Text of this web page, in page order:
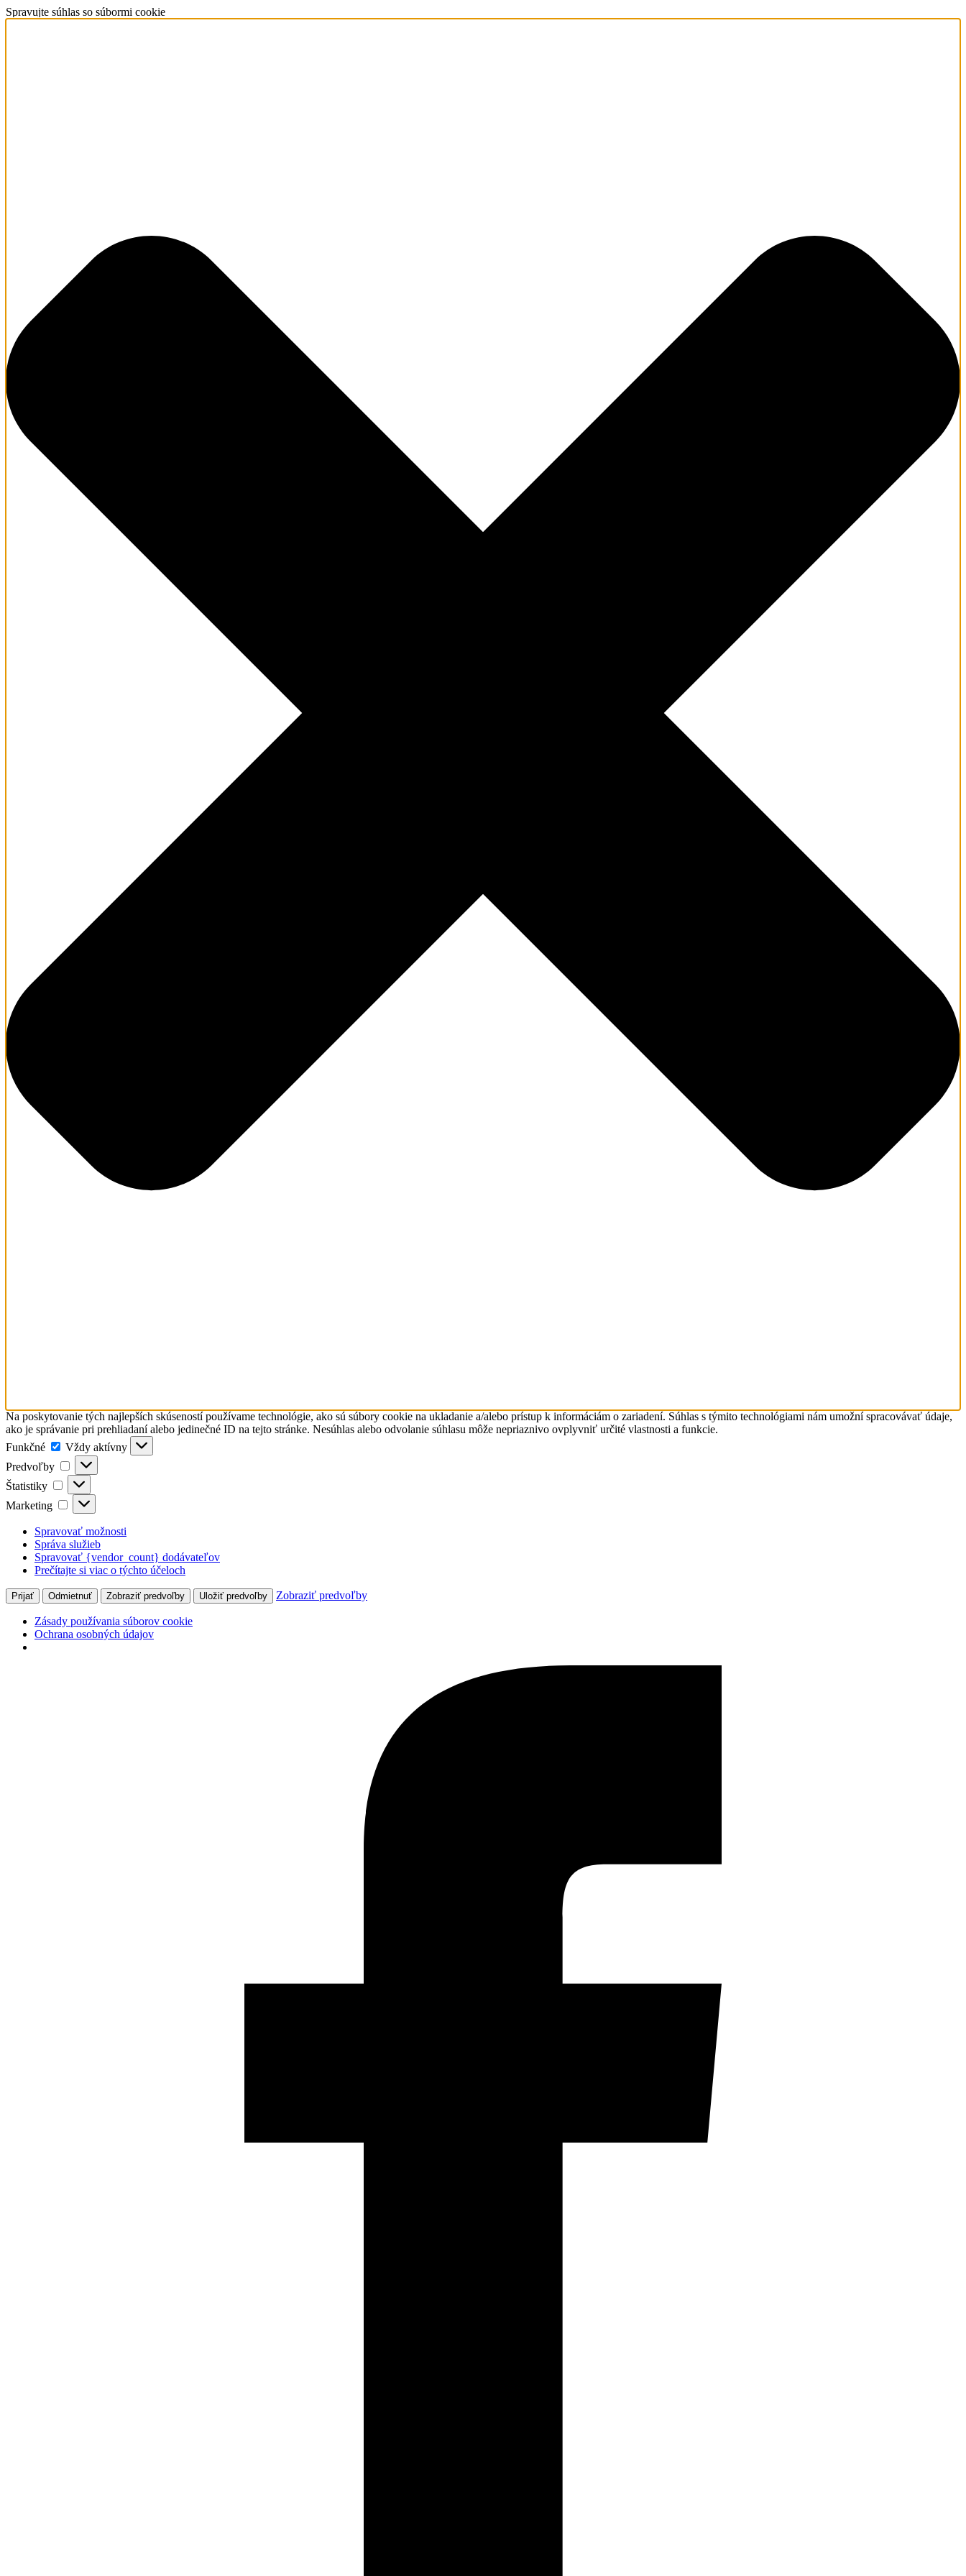
Spravujte súhlas so súbormi cookie
Na poskytovanie tých najlepších skúseností používame technológie, ako sú súbory cookie na ukladanie a/alebo prístup k informáciám o zariadení. Súhlas s týmito technológiami nám umožní spracovávať údaje,
ako je správanie pri prehliadaní alebo jedinečné ID na tejto stránke. Nesúhlas alebo odvolanie súhlasu môže nepriaznivo ovplyvniť určité vlastnosti a funkcie.
Funkčné
Funkčné
Vždy aktívny
Predvoľby
Predvoľby
Štatistiky Štatistiky
Marketing Marketing
Spravovať možnosti
Správa služieb
Spravovať {vendor_count} dodávateľov
Prečítajte si viac o týchto účeloch
Prijať Odmietnuť Zobraziť predvoľby Uložiť predvoľby Zobraziť predvoľby
Zásady používania súborov cookie
Ochrana osobných údajov